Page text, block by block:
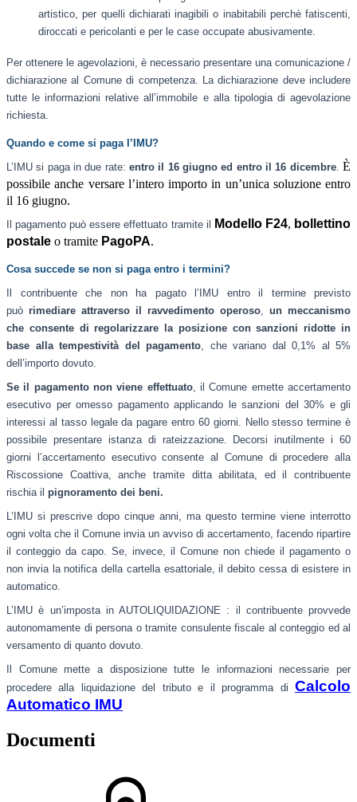
artistico, per quelli dichiarati inagibili o inabitabili perchè fatiscenti,
diroccati e pericolanti e per le case occupate abusivamente.
Per ottenere le agevolazioni, è necessario presentare una comunicazione /
dichiarazione al Comune di competenza. La dichiarazione deve includere
tutte le informazioni relative all’immobile e alla tipologia di agevolazione
richiesta.
Quando e come si paga l’IMU?
L’IMU si paga in due rate: entro il 16 giugno ed entro il 16 dicembre. È
possibile anche versare l’intero importo in un’unica soluzione entro
il 16 giugno.
Il pagamento può essere effettuato tramite il Modello F24, bollettino
postale o tramite PagoPA.
Cosa succede se non si paga entro i termini?
Il contribuente che non ha pagato l’IMU entro il termine previsto
può rimediare attraverso il ravvedimento operoso
un meccanismo
che consente di regolarizzare la posizione con sanzioni ridotte in
base alla tempestività del pagamento , che variano dal 0,1% al 5%
dell’importo dovuto.
Se il pagamento non viene effettuato, il Comune emette accertamento
esecutivo per omesso pagamento applicando le sanzioni del 30% e gli
interessi al tasso legale da pagare entro 60 giorni. Nello stesso termine è
possibile presentare istanza di rateizzazione. Decorsi inutilmente i 60
giorni l’accertamento esecutivo consente al Comune di procedere alla
Riscossione Coattiva, anche tramite ditta abilitata, ed il contribuente
rischia il pignoramento dei beni.
L’IMU si prescrive dopo cinque anni, ma questo termine viene interrotto
ogni volta che il Comune invia un avviso di accertamento, facendo ripartire
il conteggio da capo. Se, invece, il Comune non chiede il pagamento o
non invia la notifica della cartella esattoriale, il debito cessa di esistere in
automatico.
L’IMU è un’imposta in AUTOLIQUIDAZIONE : il contribuente provvede
autonomamente di persona o tramite consulente fiscale al conteggio ed al
versamento di quanto dovuto.
Il Comune mette a disposizione tutte le informazioni necessarie per
procedere alla liquidazione del tributo e il programma di
Calcolo
Automatico IMU
Documenti